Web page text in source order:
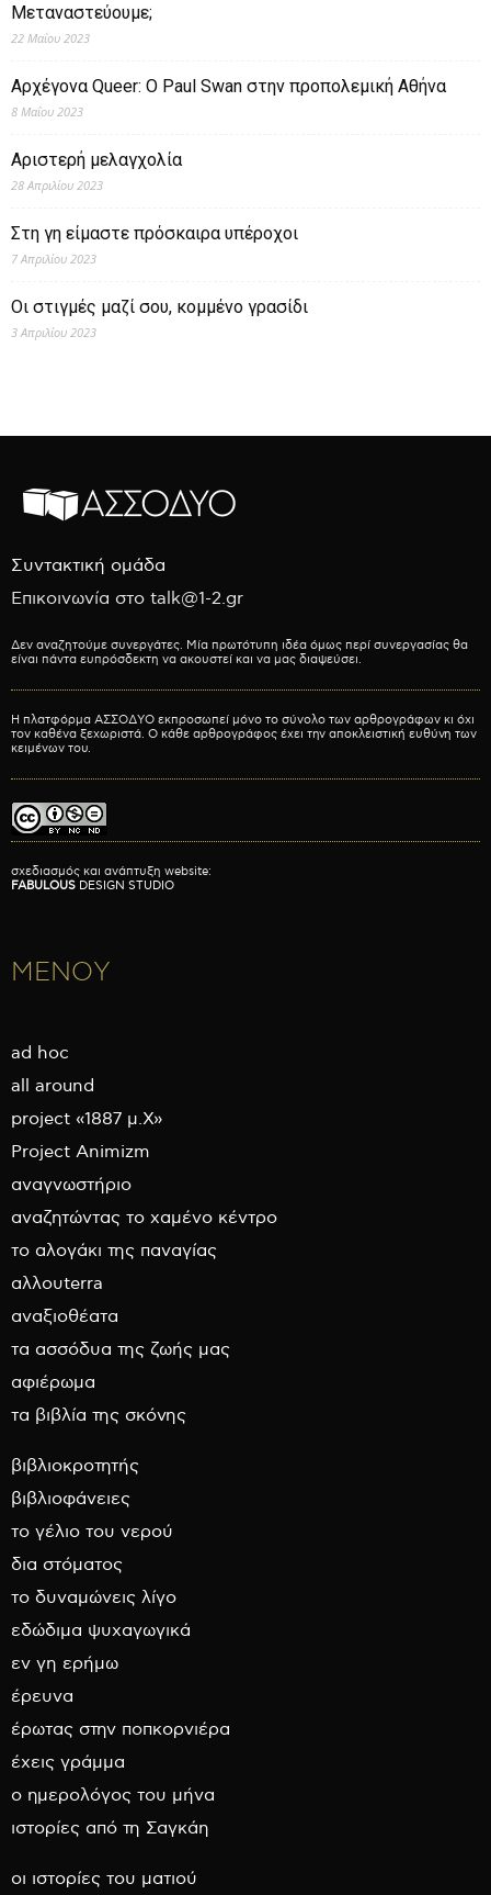
Μεταναστεύουμε;
22 Μαΐου 2023
Αρχέγονα Queer: O Paul Swan στην προπολεμική Αθήνα
8 Μαΐου 2023
Αριστερή μελαγχολία
28 Απριλίου 2023
Στη γη είμαστε πρόσκαιρα υπέροχοι
7 Απριλίου 2023
Οι στιγμές μαζί σου, κομμένο γρασίδι
3 Απριλίου 2023
Συντακτική ομάδα
Επικοινωνία στο talk@1-2.gr
Δεν αναζητούμε συνεργάτες. Μία πρωτότυπη ιδέα όμως περί συνεργασίας θα
είναι πάντα ευπρόσδεκτη να ακουστεί και να μας διαψεύσει.
Η πλατφόρμα ΑΣΣΟΔΥΟ εκπροσωπεί μόνο το σύνολο των αρθρογράφων κι όχι
τον καθένα ξεχωριστά. Ο κάθε αρθρογράφος έχει την αποκλειστική ευθύνη των
κειμένων του.
σχεδιασμός και ανάπτυξη website:
FABULOUS DESIGN STUDIO
ΜΕΝΟΥ
ad hoc
all around
project «1887 μ.Χ»
Project Animizm
αναγνωστήριο
αναζητώντας το χαμένο κέντρο
το αλογάκι της παναγίας
αλλουterra
αναξιοθέατα
τα ασσόδυα της ζωής μας
αφιέρωμα
τα βιβλία της σκόνης
βιβλιοκροτητής
βιβλιοφάνειες
το γέλιο του νερού
δια στόματος
το δυναμώνεις λίγο
εδώδιμα ψυχαγωγικά
εν γη ερήμω
έρευνα
έρωτας στην ποπκορνιέρα
έχεις γράμμα
ο ημερολόγος του μήνα
ιστορίες από τη Σαγκάη
οι ιστορίες του ματιού